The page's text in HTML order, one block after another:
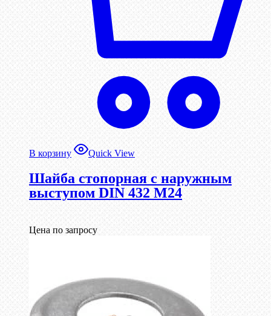
В корзину Quick View
Шайба стопорная с наружным
выступом DIN 432 М24
Цена по запросу